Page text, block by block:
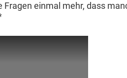
ein­mal mehr, dass